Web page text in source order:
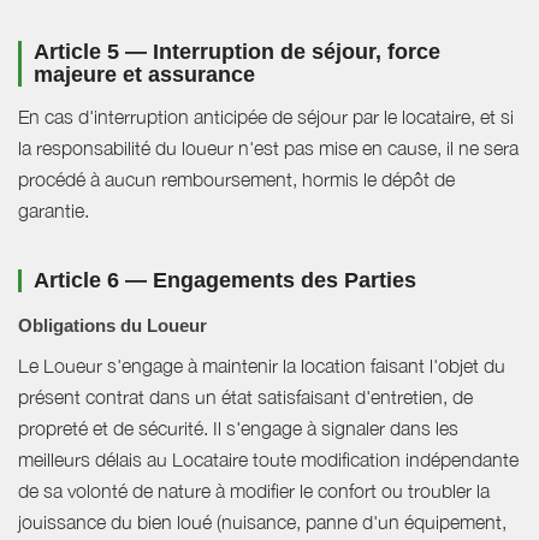
Article 5 — Interruption de séjour, force
majeure et assurance
En cas d'interruption anticipée de séjour par le locataire, et si
la responsabilité du loueur n'est pas mise en cause, il ne sera
procédé à aucun remboursement, hormis le dépôt de
garantie.
Article 6 — Engagements des Parties
Obligations du Loueur
Le Loueur s'engage à maintenir la location faisant l'objet du
présent contrat dans un état satisfaisant d'entretien, de
propreté et de sécurité. Il s'engage à signaler dans les
meilleurs délais au Locataire toute modification indépendante
de sa volonté de nature à modifier le confort ou troubler la
jouissance du bien loué (nuisance, panne d'un équipement,